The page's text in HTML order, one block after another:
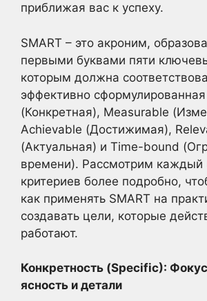
приближая вас к успеху.
SMART – это акроним,
первыми буквами пяти
которым должна
эффективно
(Конкретная), Measurable
Achievable (Достижимая),
(Актуальная) и Time-bound
времени). Рассмотрим каждый
критериев более подробно,
как применять SMART на
создавать цели, которые
работают.
Конкретность (Specific):
ясность и детали